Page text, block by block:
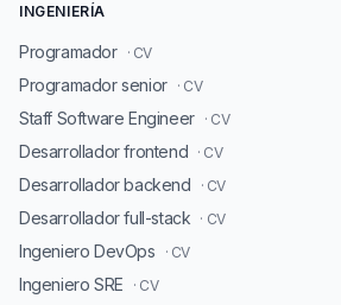
INGENIERÍA
Programador · CV
Programador senior · CV
Staff Software Engineer · CV
Desarrollador frontend · CV
Desarrollador backend · CV
Desarrollador full-stack · CV
Ingeniero DevOps · CV
Ingeniero SRE · CV